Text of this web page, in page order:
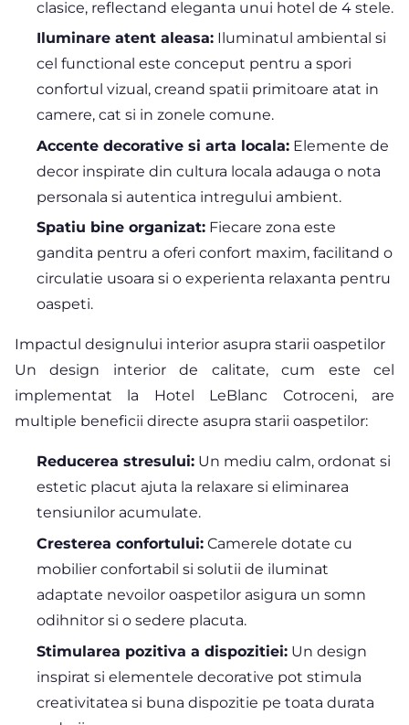
clasice, reflectand eleganta unui hotel de 4 stele.
Iluminare atent aleasa: Iluminatul ambiental si
cel functional este conceput pentru a spori
confortul vizual, creand spatii primitoare atat in
camere, cat si in zonele comune.
Accente decorative si arta locala: Elemente de
decor inspirate din cultura locala adauga o nota
personala si autentica intregului ambient.
Spatiu bine organizat: Fiecare zona este
gandita pentru a oferi confort maxim, facilitand o
circulatie usoara si o experienta relaxanta pentru
oaspeti.
Impactul designului interior asupra starii oaspetilor
Un design interior de calitate, cum este cel
implementat la Hotel LeBlanc Cotroceni, are
multiple beneficii directe asupra starii oaspetilor:
Reducerea stresului: Un mediu calm, ordonat si
estetic placut ajuta la relaxare si eliminarea
tensiunilor acumulate.
Cresterea confortului: Camerele dotate cu
mobilier confortabil si solutii de iluminat
adaptate nevoilor oaspetilor asigura un somn
odihnitor si o sedere placuta.
Stimularea pozitiva a dispozitiei: Un design
inspirat si elementele decorative pot stimula
creativitatea si buna dispozitie pe toata durata